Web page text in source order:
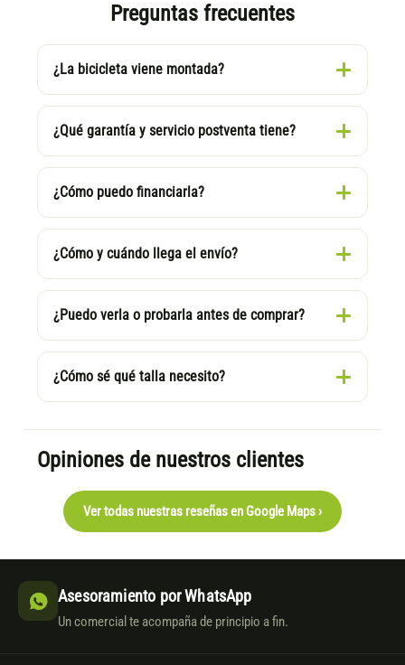
Preguntas frecuentes
¿La bicicleta viene montada?
¿Qué garantía y servicio postventa tiene?
¿Cómo puedo financiarla?
¿Cómo y cuándo llega el envío?
¿Puedo verla o probarla antes de comprar?
¿Cómo sé qué talla necesito?
Opiniones de nuestros clientes
Ver todas nuestras reseñas en Google Maps ›
Asesoramiento por WhatsApp
Un comercial te acompaña de principio a fin.